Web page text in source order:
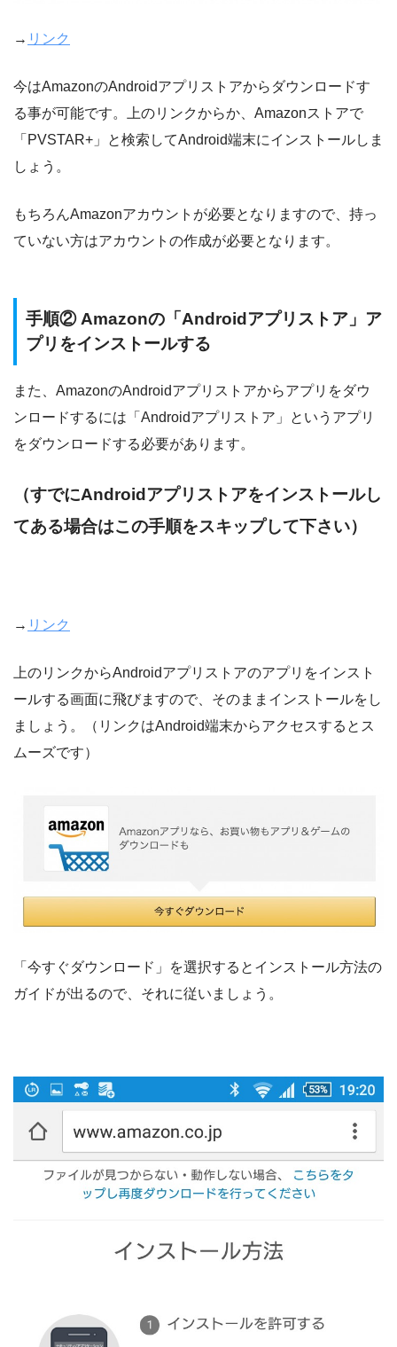
→ リンク
今はAmazonのAndroidアプリストアからダウンロードす
る事が可能です。上のリンクからか、Amazonストアで
「PVSTAR+」と検索してAndroid端末にインストールしま
しょう。
もちろんAmazonアカウントが必要となりますので、持っ
ていない方はアカウントの作成が必要となります。
手順② Amazonの「Androidアプリストア」ア
プリをインストールする
また、AmazonのAndroidアプリストアからアプリをダウ
ンロードするには「Androidアプリストア」というアプリ
をダウンロードする必要があります。
（すでにAndroidアプリストアをインストールし
てある場合はこの手順をスキップして下さい）
→ リンク
上のリンクからAndroidアプリストアのアプリをインスト
ールする画面に飛びますので、そのままインストールをし
ましょう。（リンクはAndroid端末からアクセスするとス
ムーズです）
「今すぐダウンロード」を選択するとインストール方法の
ガイドが出るので、それに従いましょう。